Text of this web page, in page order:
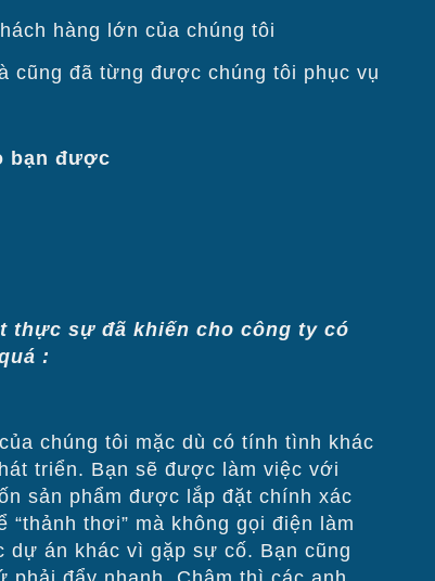
hàng lớn của chúng tôi
cũng đã từng được chúng tôi phục vụ
bạn được
thực sự đã khiến cho công ty có
:
chúng tôi mặc dù có tính tình khác
triển. Bạn sẽ được làm việc với
sản phẩm được lắp đặt chính xác
thơi” mà không gọi điện làm
dự án khác vì gặp sự cố. Bạn cũng